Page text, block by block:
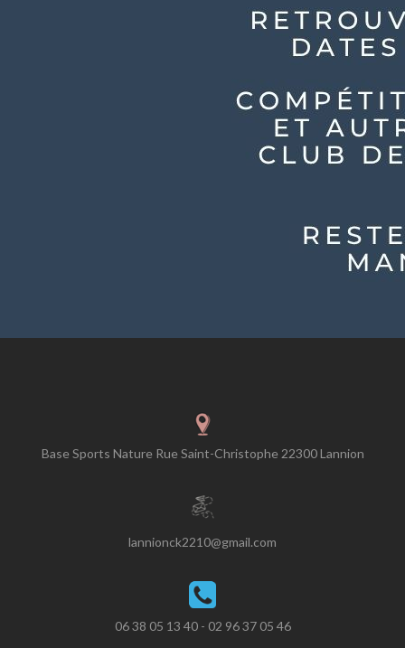
Base Sports Nature Rue Saint-Christophe 22300 Lannion
lannionck2210@gmail.com
06 38 05 13 40 - 02 96 37 05 46